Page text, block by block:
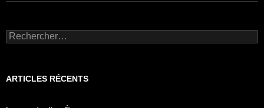
Rechercher :
ARTICLES RÉCENTS